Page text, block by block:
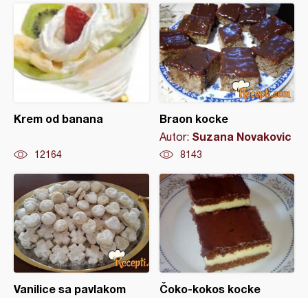
Krem od banana
12164
Braon kocke
Autor: Suzana Novakovic
8143
Vanilice sa pavlakom Čoko-kokos kocke